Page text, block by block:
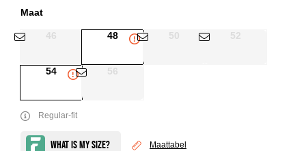
Maat
46 48 50 52
54 56
Maattabel
Regular-fit